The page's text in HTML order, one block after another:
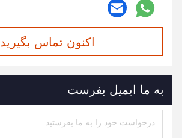
اکنون تماس بگیرید
به ما ایمیل بفرست